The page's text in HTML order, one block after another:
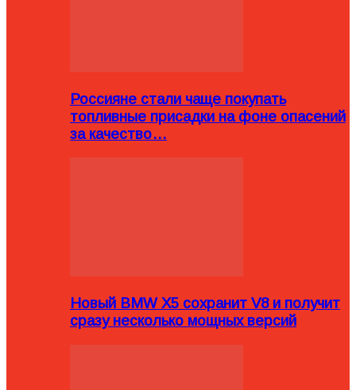
Россияне стали чаще покупать
топливные присадки на фоне опасений
за качество…
Новый BMW X5 сохранит V8 и получит
сразу несколько мощных версий